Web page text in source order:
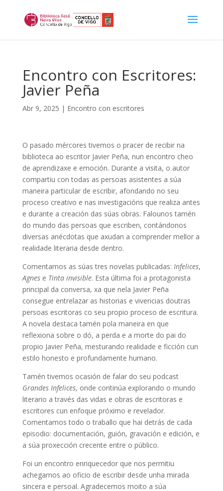
Encontro con Escritores:
Javier Peña
Abr 9, 2025 | Encontro con escritores
O pasado mércores tivemos o pracer de recibir na
biblioteca ao escritor Javier Peña, nun encontro cheo
de aprendizaxe e emoción. Durante a visita, o autor
compartiu con todas as persoas asistentes a súa
maneira particular de escribir, afondando no seu
proceso creativo e nas investigacións que realiza antes
e durante a creación das súas obras. Falounos tamén
do mundo das persoas que escriben, contándonos
diversas anécdotas que axudan a comprender mellor a
realidade literaria desde dentro.
Comentamos as súas tres novelas publicadas: Infelices,
Agnese Tinta invisible. Esta última foi a protagonista
principal da conversa, xa que nela Javier Peña
consegue entrelazar as historias e vivencias doutras
persoas escritoras co seu propio proceso de escritura.
A novela destaca tamén pola maneira en que
reflexiona sobre o dó, a perda e a morte do pai do
propio Javier Peña, mesturando realidade e ficción cun
estilo honesto e profundamente humano.
Tamén tivemos ocasión de falar do seu podcast
Grandes Infelices, onde continúa explorando o mundo
literario a través das vidas e obras de escritoras e
escritores cun enfoque próximo e revelador.
Comentamos todo o traballo que hai detrás de cada
episodio: documentación, guión, gravación e edición, e
a súa proxección crecente entre o público.
Foi un encontro enriquecedor que nos permitiu
achegarnos ao oficio de escribir desde unha mirada
sincera e persoal. Agradecemos moito a súa